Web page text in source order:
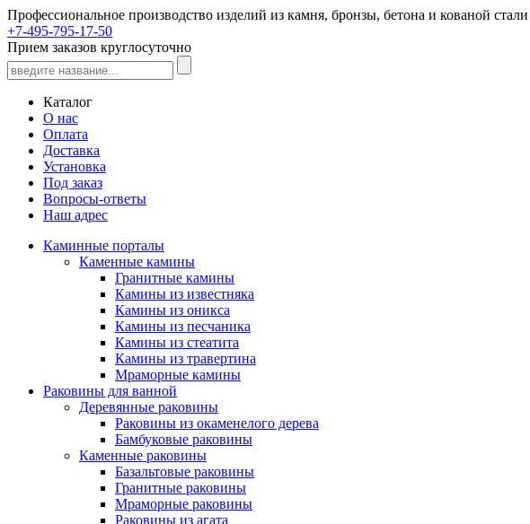
Профессиональное производство изделий из камня, бронзы, бетона и кованой стали
+7-495-795-17-50
Прием заказов круглосуточно
Каталог
О нас
Оплата
Доставка
Установка
Под заказ
Вопросы-ответы
Наш адрес
Каминные порталы
Каменные камины
Гранитные камины
Камины из известняка
Камины из оникса
Камины из песчаника
Камины из стеатита
Камины из травертина
Мраморные камины
Раковины для ванной
Деревянные раковины
Раковины из окаменелого дерева
Бамбуковые раковины
Каменные раковины
Базальтовые раковины
Гранитные раковины
Мраморные раковины
Раковины из агата